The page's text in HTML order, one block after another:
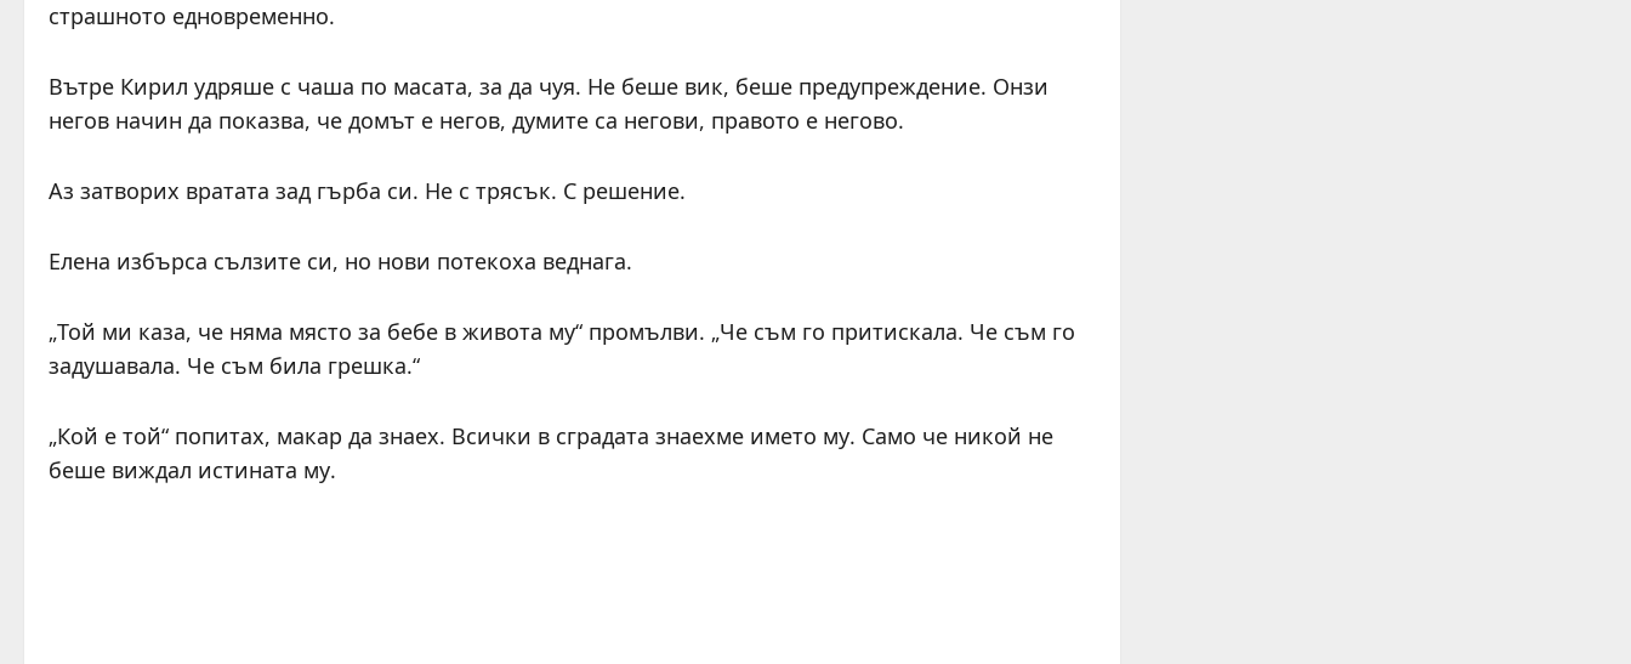
страшното едновременно.
Вътре Кирил удряше с чаша по масата, за да чуя. Не беше вик, беше предупреждение. Онзи
негов начин да показва, че домът е негов, думите са негови, правото е негово.
Аз затворих вратата зад гърба си. Не с трясък. С решение.
Елена избърса сълзите си, но нови потекоха веднага.
„Той ми каза, че няма място за бебе в живота му“ промълви. „Че съм го притискала. Че съм го
задушавала. Че съм била грешка.“
„Кой е той“ попитах, макар да знаех. Всички в сградата знаехме името му. Само че никой не
беше виждал истината му.